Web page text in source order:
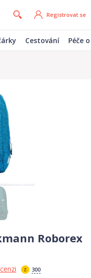
Registrovat se
Cestování Péče
Roborex
300